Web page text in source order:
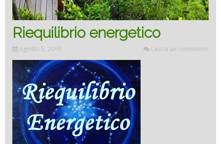
Riequilibrio energetico
Agosto 5, 2016 Lascia un commento